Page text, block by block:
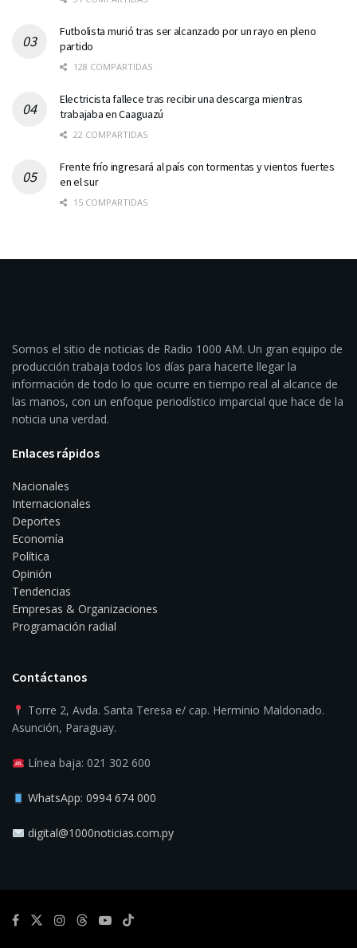
Futbolista murió tras ser alcanzado por un rayo en pleno
partido
128 COMPARTIDAS
Electricista fallece tras recibir una descarga mientras
trabajaba en Caaguazú
22 COMPARTIDAS
Frente frío ingresará al país con tormentas y vientos fuertes
en el sur
15 COMPARTIDAS
Somos el sitio de noticias de Radio 1000 AM. Un gran equipo de
producción trabaja todos los días para hacerte llegar la
información de todo lo que ocurre en tiempo real al alcance de
las manos, con un enfoque periodístico imparcial que hace de la
noticia una verdad.
Enlaces rápidos
Nacionales
Internacionales
Deportes
Economía
Política
Tendencias
Programación radial
Contáctanos
Asunción, Paraguay.
Línea baja: 021 302 600
digital@1000noticias.com.py